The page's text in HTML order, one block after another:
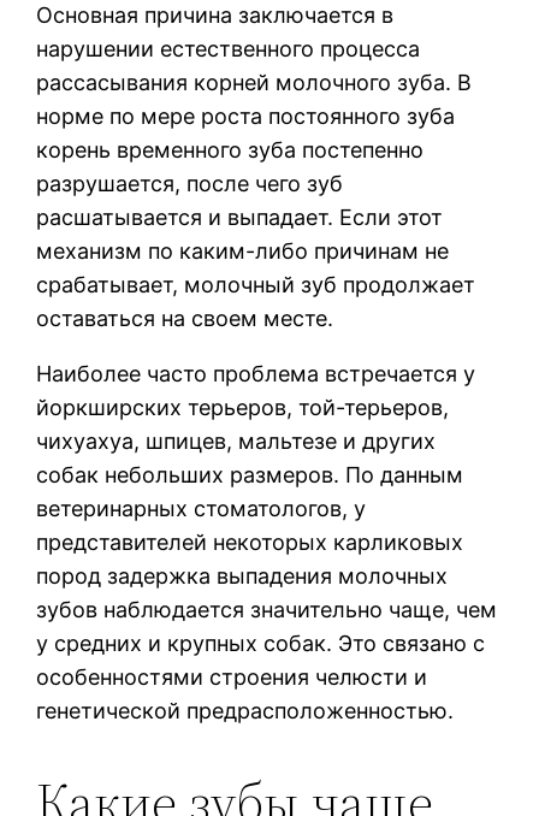
Основная причина заключается в
нарушении естественного процесса
рассасывания корней молочного зуба. В
норме по мере роста постоянного зуба
корень временного зуба постепенно
разрушается, после чего зуб
расшатывается и выпадает. Если этот
механизм по каким-либо причинам не
срабатывает, молочный зуб продолжает
оставаться на своем месте.
Наиболее часто проблема встречается у
йоркширских терьеров, той-терьеров,
чихуахуа, шпицев, мальтезе и других
собак небольших размеров. По данным
ветеринарных стоматологов, у
представителей некоторых карликовых
пород задержка выпадения молочных
зубов наблюдается значительно чаще, чем
у средних и крупных собак. Это связано с
особенностями строения челюсти и
генетической предрасположенностью.